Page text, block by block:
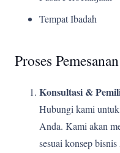
Tempat Ibadah
Proses
Konsultasi &
Hubungi kami
Anda. Kami akan
sesuai konsep